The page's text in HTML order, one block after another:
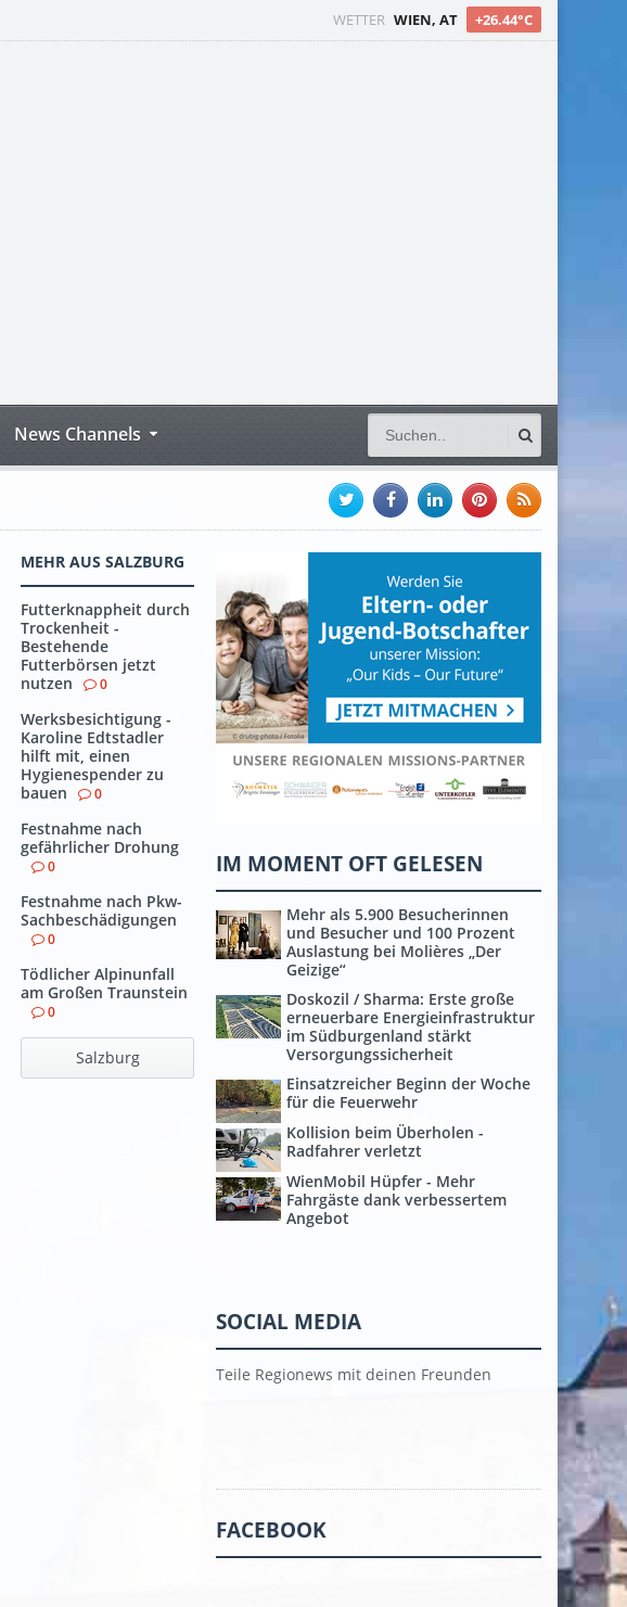
WETTER WIEN, AT +26.44°C
News Channels
MEHR AUS SALZBURG
Futterknappheit durch
Trockenheit -
Bestehende
Futterbörsen jetzt
nutzen
0
Werksbesichtigung -
Karoline Edtstadler
hilft mit, einen
Hygienespender zu
bauen
0
Festnahme nach
gefährlicher Drohung
0
Festnahme nach Pkw-
Sachbeschädigungen
0
Tödlicher Alpinunfall
am Großen Traunstein
0
Salzburg
IM MOMENT OFT GELESEN
Mehr als 5.900 Besucherinnen
und Besucher und 100 Prozent
Auslastung bei Molières „Der
Geizige“
Doskozil / Sharma: Erste große
erneuerbare Energieinfrastruktur
im Südburgenland stärkt
Versorgungssicherheit
Einsatzreicher Beginn der Woche
für die Feuerwehr
Kollision beim Überholen -
Radfahrer verletzt
WienMobil Hüpfer - Mehr
Fahrgäste dank verbessertem
Angebot
SOCIAL MEDIA
Teile Regionews mit deinen Freunden
FACEBOOK